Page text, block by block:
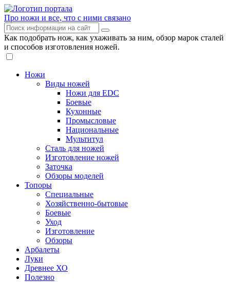
Про ножи и все, что с ними связано
Как подобрать нож, как ухаживать за ним, обзор марок сталей
и способов изготовления ножей.
Ножи
Виды ножей
Ножи для EDC
Боевые
Кухонные
Промысловые
Национальные
Мультитул
Сталь для ножей
Изготовление ножей
Заточка
Обзоры моделей
Топоры
Специальные
Хозяйственно-бытовые
Боевые
Уход
Изготовление
Обзоры
Арбалеты
Луки
Древнее ХО
Полезно